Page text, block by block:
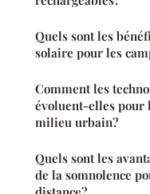
Quels sont les
solaire pour les
Comment les
évoluent-elles pour
milieu urbain?
Quels sont les
de la somnolence